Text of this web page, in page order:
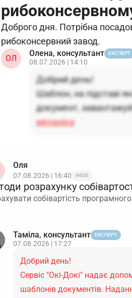
Доброго дня. Потрібна
рибоконсервний завод.
ОЛ
Олена, консультант ЕКСПЕРТ
08.07.2026 | 14:10
Добрий день!
Шаблон, на підставі
документ,
механіка
Оля
07.08.2026 | 16:40 ІНШЕ
розрахунку
собівартість
Таміла, консультант ЕКСПЕРТ
07.08.2026 | 17:27
Добрий день!
Сервіс "Окі-Докі" надає
шаблонів документів.